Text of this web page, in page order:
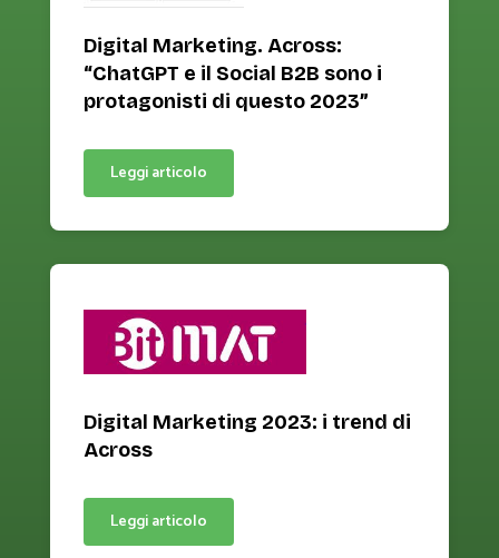
Digital Marketing. Across:
“ChatGPT e il Social B2B sono i
protagonisti di questo 2023”
Leggi articolo
Digital Marketing 2023: i trend di
Across
Leggi articolo